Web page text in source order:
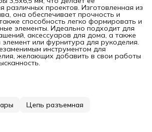
различных проектов. Изготовленная из
она обеспечивает прочность и
способность легко формировать и
элементы. Идеально подходит для
аксессуаров для дома, а также
или фурнитура для рукоделия.
инструментом для
желающих добавить в свои работы
Цепь разъемная